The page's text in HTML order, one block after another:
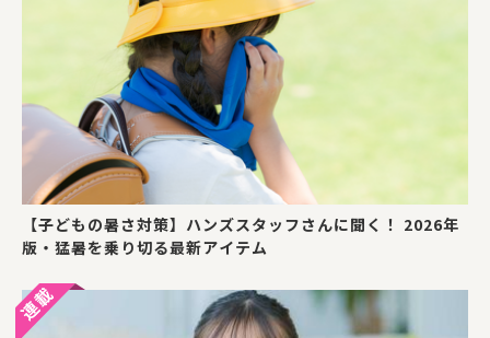
【子どもの暑さ対策】ハンズスタッフさんに聞く！ 2026年
版・猛暑を乗り切る最新アイテム